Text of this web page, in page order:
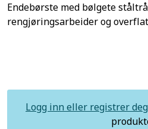
Endebørste med bølgete
rengjøringsarbeider og
Logg inn eller registrer deg